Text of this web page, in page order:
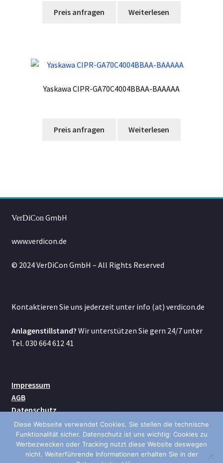
Preis anfragen Weiterlesen
Yaskawa CIPR-GA70C4004BBAA-BAAAAA
Preis anfragen Weiterlesen
VerDiCon GmbH
www.verdicon.de
© 2024 VerDiCon GmbH – All Rights Reserved
Kontaktieren Sie uns jederzeit unter info (at) verdicon.de
Anlagenstillstand? Wir unterstützen Sie gern 24/7 unter
Tel. 030 664 612 41
Impressum
AGB
Datenschutz
Kontakt
Versand
Diese Webseite verwendet Cookies. Sie stellen die technische
Funktionalität sicher. Datenschutz ist uns wichtig: Cookies zu
Werbezwecken oder Tracking nutzt diese Website deswegen
nicht. Weiterführende Informationen erhalten Sie in der